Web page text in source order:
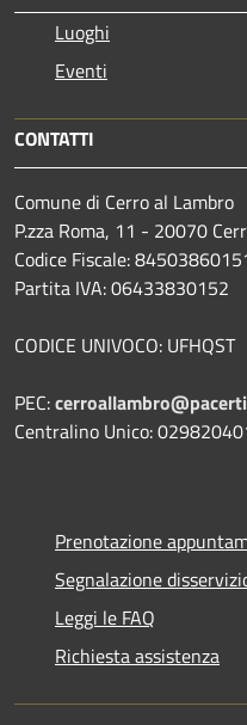
Luoghi
Eventi
CONTATTI
Comune di Cerro al Lambro
P.zza Roma, 11 - 20070
Codice Fiscale:
Partita IVA: 06433830152
CODICE UNIVOCO: UFHQST
PEC:
Centralino Unico:
Prenotazione
Segnalazione
Leggi le FAQ
Richiesta assistenza